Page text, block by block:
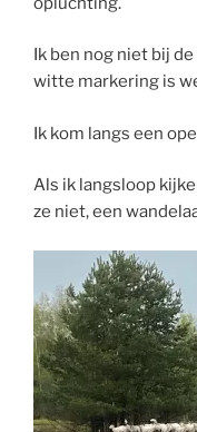
Ik ben nog niet bij
witte markering is
Ik kom langs een
Als ik langsloop
ze niet, een